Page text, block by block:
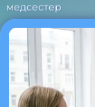
медсестер